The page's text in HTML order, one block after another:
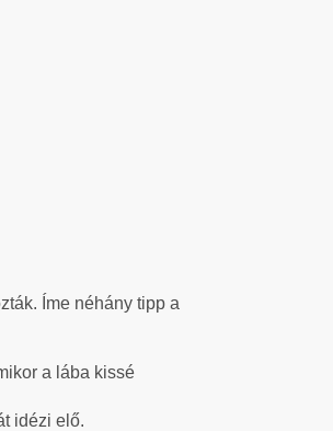
Íme néhány tipp a
a lába kissé
idézi elő.